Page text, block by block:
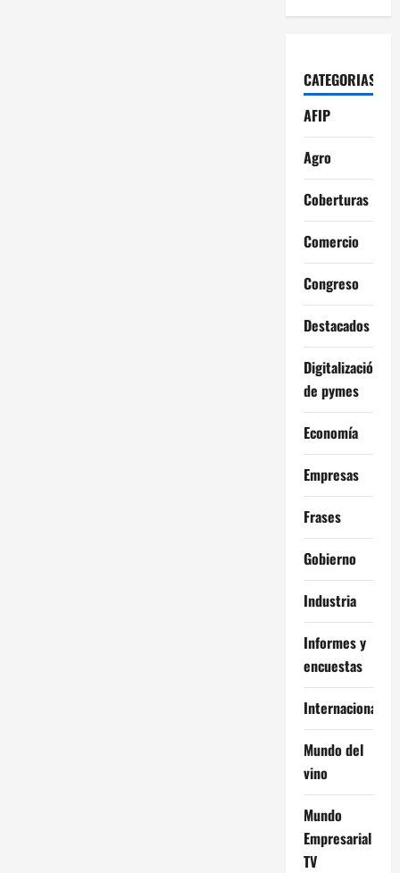
CATEGORIAS
AFIP
Agro
Coberturas
Comercio
Congreso
Destacados
Digitalización
de pymes
Economía
Empresas
Frases
Gobierno
Industria
Informes y
encuestas
Internacional
Mundo del
vino
Mundo
Empresarial
TV